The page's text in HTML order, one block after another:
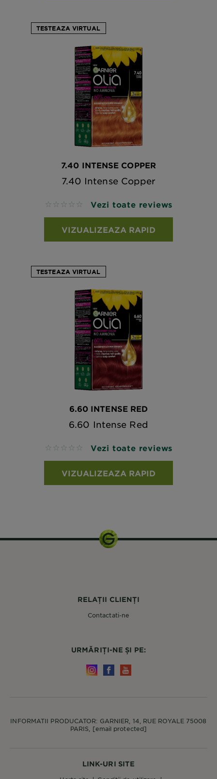
TESTEAZA VIRTUAL
7.40 INTENSE COPPER
7.40 Intense Copper
No reviews Vezi toate reviews
VIZUALIZEAZA RAPID
TESTEAZA VIRTUAL
6.60 INTENSE RED
6.60 Intense Red
No reviews Vezi toate reviews
VIZUALIZEAZA RAPID
LINK-URI SITE
RELAȚII CLIENȚI
Contactati-ne
URMĂRIȚI-NE ȘI PE:
INFORMATII PRODUCATOR: GARNIER, 14, RUE ROYALE 75008
PARIS, [email protected]